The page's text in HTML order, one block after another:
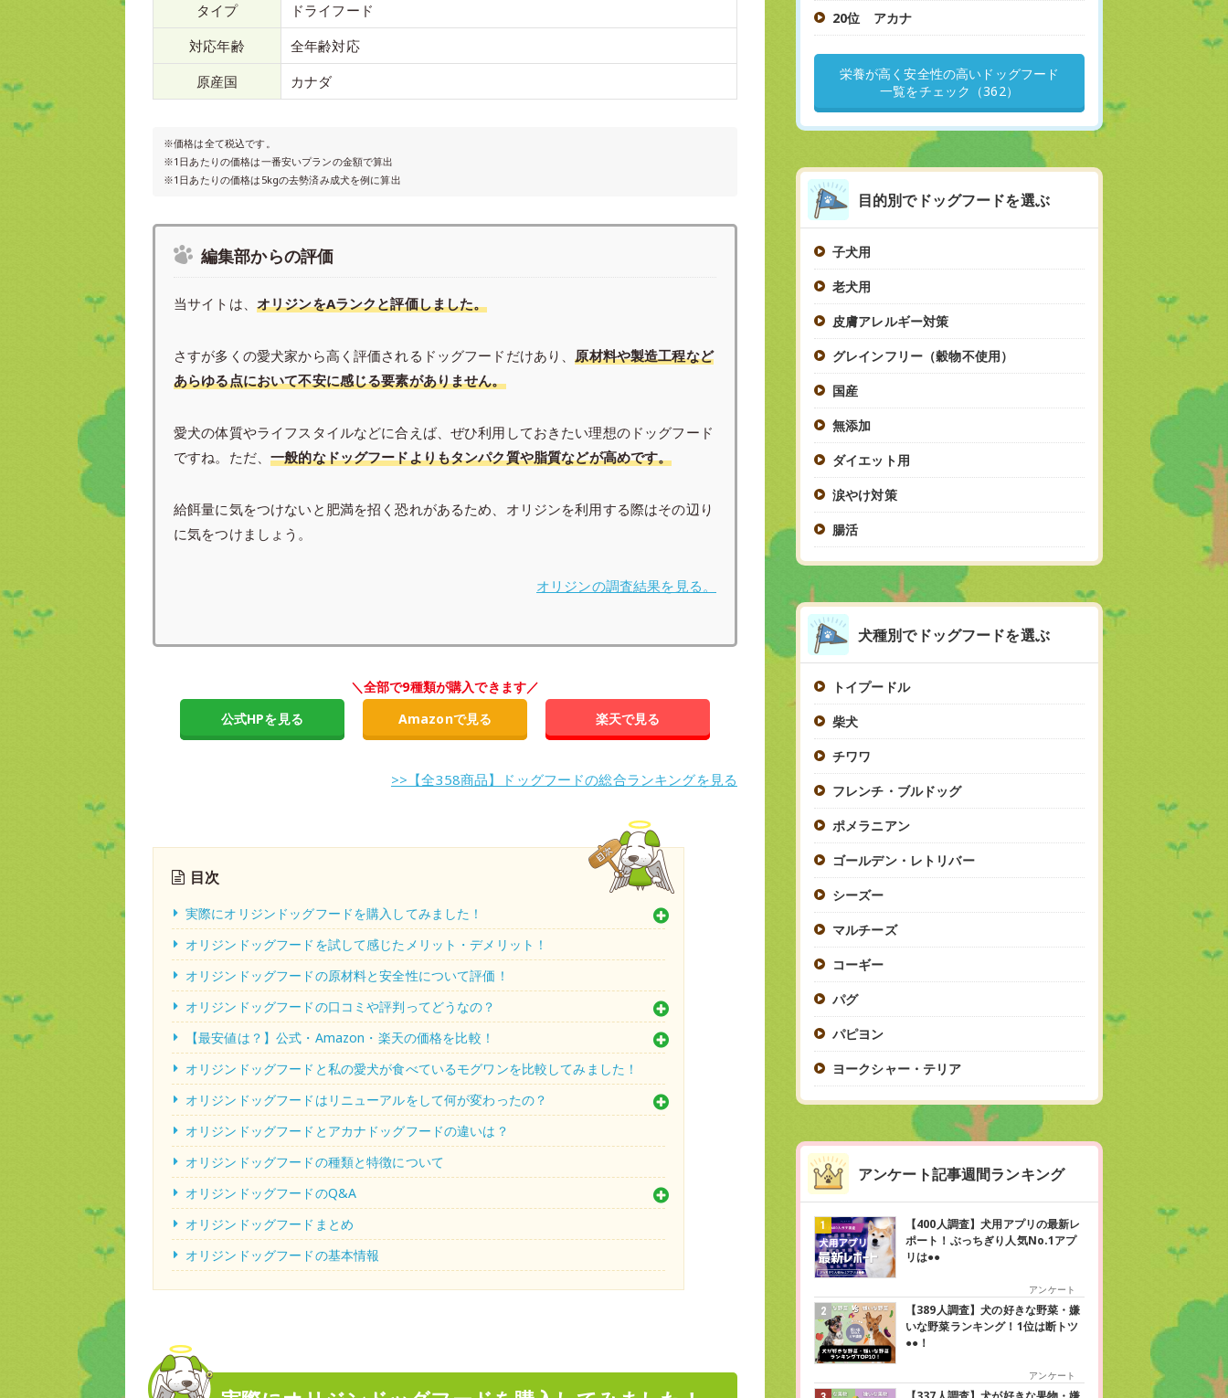
タイプ
ドライフード
対応年齢
全年齢対応
原産国
カナダ
※価格は全て税込です。
※1日あたりの価格は一番安いプランの金額で算出
※1日あたりの価格は5kgの去勢済み成犬を例に算出
編集部からの評価
当サイトは、 オリジンをAランクと評価しました。
さすが多くの愛犬家から高く評価されるドッグフードだけあり、原材料や製造工程など
あらゆる点において不安に感じる要素がありません。
愛犬の体質やライフスタイルなどに合えば、ぜひ利用しておきたい理想のドッグフード
ですね。ただ、一般的なドッグフードよりもタンパク質や脂質などが高めです。
給餌量に気をつけないと肥満を招く恐れがあるため、オリジンを利用する際はその辺り
に気をつけましょう。
オリジンの調査結果を見る。
＼全部で9種類が購入できます／
公式HPを見る
Amazonで見る 楽天で見る
>>【全358商品】ドッグフードの総合ランキングを見る
目次
実際にオリジンドッグフードを購入してみました！
オリジンドッグフードを試して感じたメリット・デメリット！
オリジンドッグフードの原材料と安全性について評価！
オリジンドッグフードの口コミや評判ってどうなの？
【最安値は？】公式・Amazon・楽天の価格を比較！
オリジンドッグフードと私の愛犬が食べているモグワンを比較してみました！
オリジンドッグフードはリニューアルをして何が変わったの？
オリジンドッグフードとアカナドッグフードの違いは？
オリジンドッグフードの種類と特徴について
オリジンドッグフードのQ&A
オリジンドッグフードまとめ
オリジンドッグフードの基本情報
20位 アカナ
栄養が高く安全性の高いドッグフード
一覧をチェック（362）
目的別でドッグフードを選ぶ
子犬用
老犬用
皮膚アレルギー対策
グレインフリー（穀物不使用）
国産
無添加
ダイエット用
涙やけ対策
腸活
犬種別でドッグフードを選ぶ
トイプードル
柴犬
チワワ
フレンチ・ブルドッグ
ポメラニアン
ゴールデン・レトリバー
シーズー
マルチーズ
コーギー
パグ
パピヨン
ヨークシャー・テリア
アンケート記事週間ランキング
【400人調査】犬用アプリの最新レ
ポート！ぶっちぎり人気No.1アプ
リは●●
アンケート
【389人調査】犬の好きな野菜・嫌
いな野菜ランキング！1位は断トツ
●●！
アンケート